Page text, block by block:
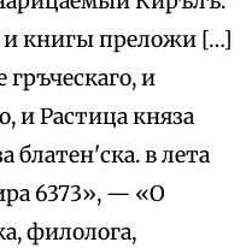
и книгы преложи […]
и
и Растица княза
блатен'ска. в лета
6373», — «О
филолога,